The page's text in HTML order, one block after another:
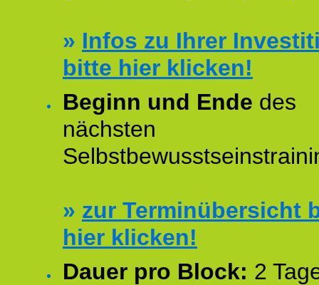
» Infos zu Ihrer
bitte hier klicken!
Beginn und Ende des
nächsten
» zur Terminübersicht
hier klicken!
Dauer pro Block: 2